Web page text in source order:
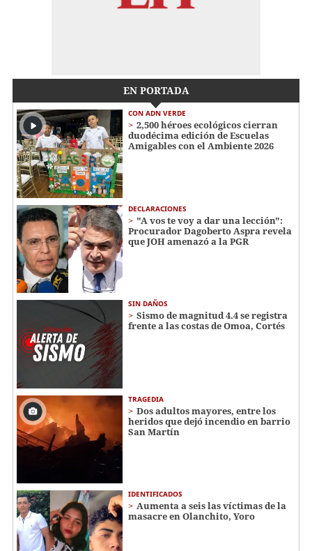
EN PORTADA
CON ADN VERDE
2,500 héroes ecológicos cierran
duodécima edición de Escuelas
Amigables con el Ambiente 2026
DECLARACIONES
"A vos te voy a dar una lección":
Procurador Dagoberto Aspra revela
que JOH amenazó a la PGR
SIN DAÑOS
Sismo de magnitud 4.4 se registra
frente a las costas de Omoa, Cortés
TRAGEDIA
Dos adultos mayores, entre los
heridos que dejó incendio en barrio
San Martín
IDENTIFICADOS
Aumenta a seis las víctimas de la
masacre en Olanchito, Yoro